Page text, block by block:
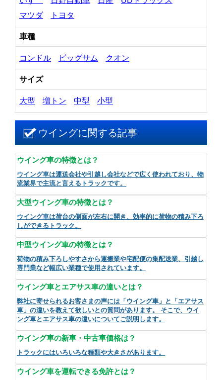
マツダ
トヨタ
車種
コンドル ビッグサム クオン
サイズ
大型 増トン 中型 小型
ウイングに関する記事
ウイング車の特徴とは？
ウイング車は運送会社や引越し会社などで広く使われており、物
流業界で主流と言えるトラックです。
大型ウイング車の特徴とは？
ウイング車は荷台の側面が左右に開き、効率的に荷物の積み下ろ
しができるトラック。
中型ウイング車の特徴とは？
荷物の積み下ろしやすさから運搬業や宅配便の集配送業、引越し
専門業など幅広い業種で使用されています。
ウイング車とエアサス車の違いとは？
弊社に寄せられるお客さまの声には「ウイング車」と「エアサス
車」の違いを教えて欲しいとの質問があります。 そこで、ウイ
ング車とエアサス車の違いについてご説明します。
ウイング車の新車・中古車価格は？
トラックにはいろいろな種類や大きさがあります。
ウイング車を運転できる免許とは？